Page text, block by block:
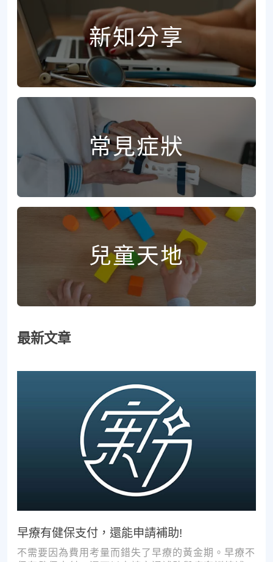
新知分享
常見症狀
兒童天地
最新文章
早療有健保支付，還能申請補助!
不需要因為費用考量而錯失了早療的黃金期。早療不